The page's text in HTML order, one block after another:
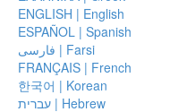
ENGLISH | English
ESPAÑOL | Spanish
فارسی | Farsi
FRANÇAIS | French
한국어 | Korean
עברית | Hebrew
Vai alla pag. Eventiper i
Interroga i tuoi pensieri e cambia
il mondo